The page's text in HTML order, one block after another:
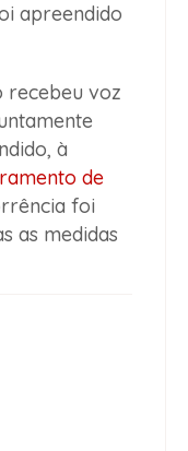
apreendido
recebeu voz
à
de
foi
as medidas